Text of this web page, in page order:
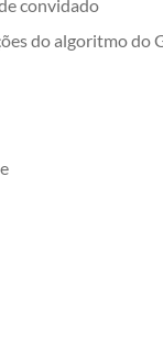
convidado
do algoritmo do